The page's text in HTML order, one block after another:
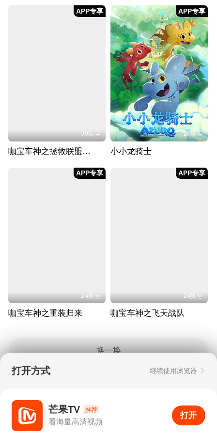
APP专享
38集全
咖宝车神之拯救联盟（下）
APP专享
26集全
小小龙骑士
APP专享
24集全
咖宝车神之重装归来
APP专享
24集全
咖宝车神之飞天战队
换一换
2
打开APP
打开方式 继续使用浏览器
芒果TV 推荐
看海量高清视频
打开